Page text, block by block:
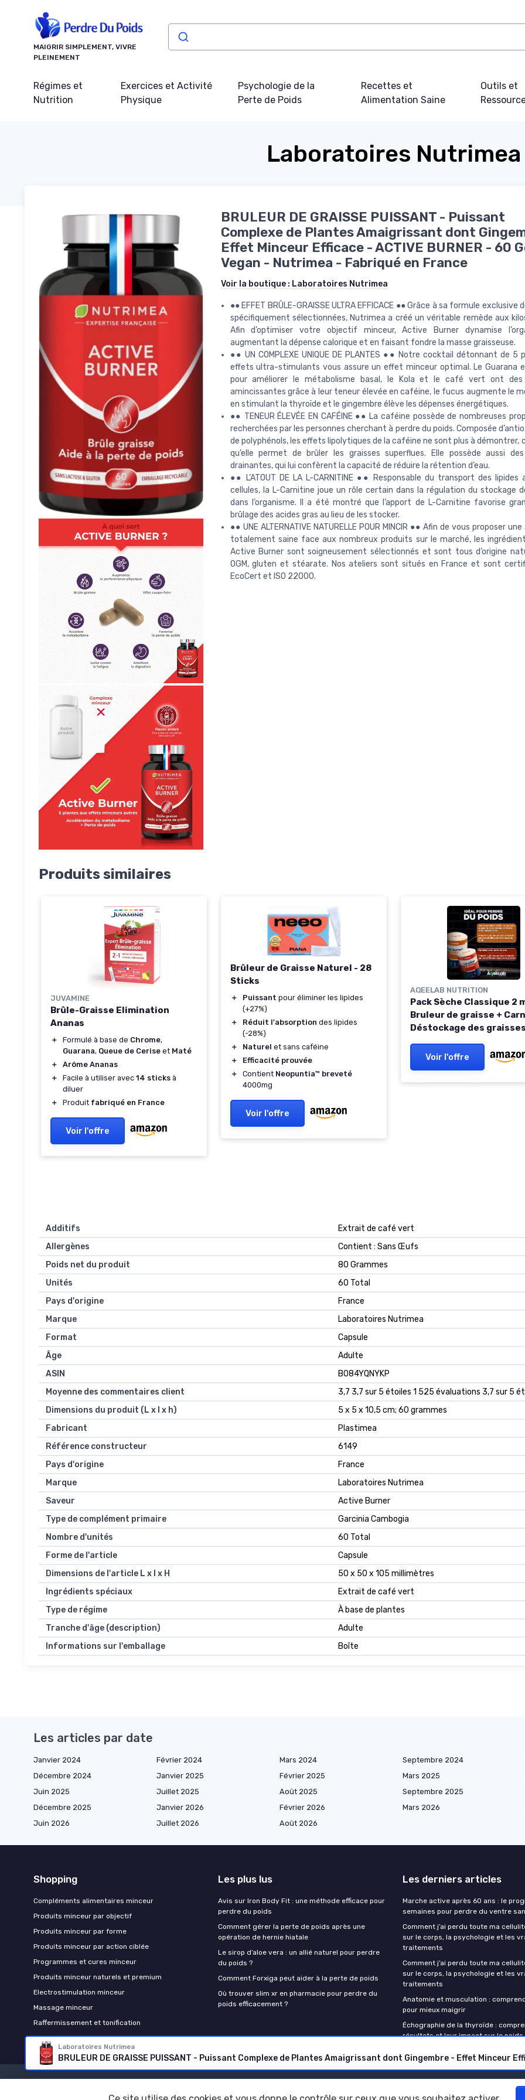
MAIGRIR SIMPLEMENT, VIVRE
PLEINEMENT
Régimes et
Nutrition
Exercices et Activité
Physique
Psychologie de la
Perte de Poids
Recettes et
Alimentation Saine
Outils et
Laboratoires Nutrimea
BRULEUR DE GRAISSE PUISSANT - Puissant
Complexe de Plantes Amaigrissant dont
Effet Minceur Efficace - ACTIVE BURNER - 60
Vegan - Nutrimea - Fabriqué en France
Voir la boutique : Laboratoires Nutrimea
●● EFFET BRÛLE-GRAISSE ULTRA EFFICACE ●● Grâce à sa formule exclusive
spécifiquement sélectionnées, Nutrimea a créé un véritable remède aux
Afin d’optimiser votre objectif minceur, Active Burner dynamise
augmentant la dépense calorique et en faisant fondre la masse graisseuse.
●● UN COMPLEXE UNIQUE DE PLANTES ●● Notre cocktail détonnant de 5
effets ultra-stimulants vous assure un effet minceur optimal. Le Guarana
pour améliorer le métabolisme basal, le Kola et le café vert ont des
amincissantes grâce à leur teneur élevée en caféine, le fucus augmente le
en stimulant la thyroïde et le gingembre élève les dépenses énergétiques.
●● TENEUR ÉLEVÉE EN CAFÉINE ●● La caféine possède de nombreuses
recherchées par les personnes cherchant à perdre du poids. Composée
de polyphénols, les effets lipolytiques de la caféine ne sont plus à démontrer,
qu’elle permet de brûler les graisses superflues. Elle possède aussi
drainantes, qui lui confèrent la capacité de réduire la rétention d’eau.
●● L’ATOUT DE LA L-CARNITINE ●● Responsable du transport des lipides
cellules, la L-Carnitine joue un rôle certain dans la régulation du stockage
dans l’organisme. Il a été montré que l’apport de L-Carnitine favorise
brûlage des acides gras au lieu de les stocker.
●● UNE ALTERNATIVE NATURELLE POUR MINCIR ●● Afin de vous proposer
totalement saine face aux nombreux produits sur le marché, les
Active Burner sont soigneusement sélectionnés et sont tous d’origine
OGM, gluten et stéarate. Nos ateliers sont situés en France et sont
EcoCert et ISO 22000.
Produits similaires
JUVAMINE
Brûle-Graisse Elimination
Ananas
＋ Formulé à base de Chrome,
Guarana, Queue de Cerise et Maté
＋
Arôme Ananas
＋
Facile à utiliser avec 14 sticks à
diluer
＋
Produit fabriqué en France
Voir l'offre
Brûleur de Graisse Naturel - 28
Sticks
＋ Puissant pour éliminer les lipides
(+27%)
＋
Réduit l'absorption des lipides
(-28%)
＋
Naturel et sans caféine
＋
Efficacité prouvée
＋
Contient Neopuntia™ breveté
4000mg
Voir l'offre
AQEELAB NUTRITION
Pack Sèche Classique 2
Bruleur de graisse +
Déstockage des graisses
muscles • Testé en
Made in France • Eco-
Voir l'offre
Additifs
‎Extrait de café vert
Allergènes
‎Contient : Sans Œufs
Poids net du produit
‎80 Grammes
Unités
‎60 Total
Pays d'origine
‎France
Marque
‎Laboratoires Nutrimea
Format
‎Capsule
Âge
‎Adulte
ASIN
B084YQNYKP
Moyenne des commentaires client
3,7 3,7 sur 5 étoiles 1 525 évaluations 3,7 sur 5
Dimensions du produit (L x l x h)
5 x 5 x 10,5 cm; 60 grammes
Fabricant
Plastimea
Référence constructeur
6149
Pays d'origine
France
Marque
Laboratoires Nutrimea
Saveur
Active Burner
Type de complément primaire
Garcinia Cambogia
Nombre d'unités
60 Total
Forme de l'article
Capsule
Dimensions de l'article L x l x H
50 x 50 x 105 millimètres
Ingrédients spéciaux
Extrait de café vert
Type de régime
À base de plantes
Tranche d'âge (description)
Adulte
Informations sur l'emballage
Boîte
Laboratoires Nutrimea
Les articles par date
Janvier 2024 Février 2024 Mars 2024 Septembre 2024
Décembre 2024
Janvier 2025 Février 2025 Mars 2025
Juin 2025
Juillet 2025 Août 2025 Septembre 2025
Décembre 2025
Janvier 2026 Février 2026 Mars 2026
Juin 2026
Juillet 2026 Août 2026
Shopping
Compléments alimentaires minceur
Produits minceur par objectif
Produits minceur par forme
Produits minceur par action ciblée
Programmes et cures minceur
Produits minceur naturels et premium
Electrostimulation minceur
Massage minceur
Raffermissement et tonification
Les plus lus
Avis sur Iron Body Fit : une méthode efficace pour
perdre du poids
Comment gérer la perte de poids après une
opération de hernie hiatale
Le sirop d’aloe vera : un allié naturel pour perdre
du poids ?
Comment Forxiga peut aider à la perte de poids
Où trouver slim xr en pharmacie pour perdre du
poids efficacement ?
Les derniers articles
Marche active après 60 ans : le
semaines pour perdre du ventre
Comment j’ai perdu toute ma
sur le corps, la psychologie et les
traitements
Comment j’ai perdu toute ma
sur le corps, la psychologie et les
traitements
Anatomie et musculation :
pour mieux maigrir
Échographie de la thyroïde :
résultats et leur impact sur le poids